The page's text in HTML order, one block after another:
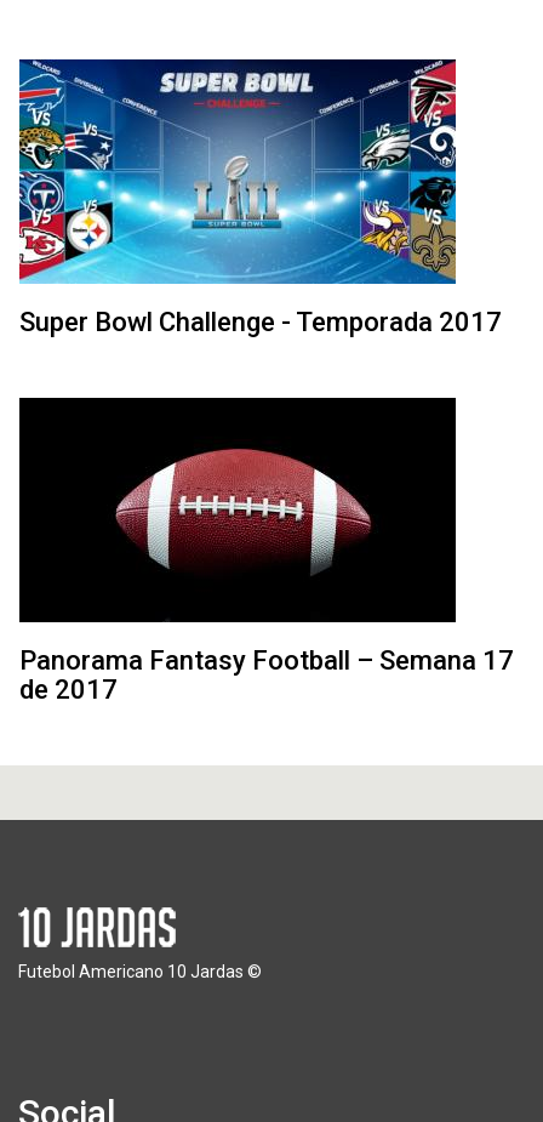
Super Bowl Challenge - Temporada 2017
Panorama Fantasy Football – Semana 17
de 2017
Futebol Americano 10 Jardas ©
Social